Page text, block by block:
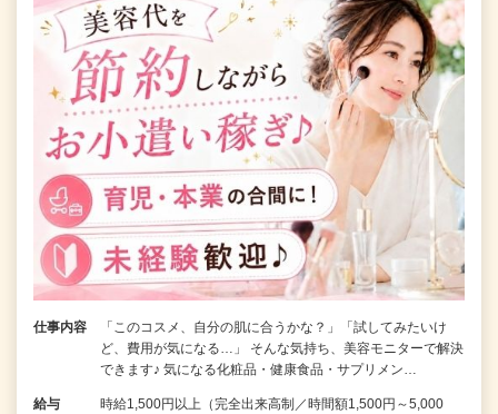
仕事内容
「このコスメ、自分の肌に合うかな？」「試してみたいけ
ど、費用が気になる…」 そんな気持ち、美容モニターで解決
できます♪ 気になる化粧品・健康食品・サプリメン…
給与
時給1,500円以上（完全出来高制／時間額1,500円～5,000